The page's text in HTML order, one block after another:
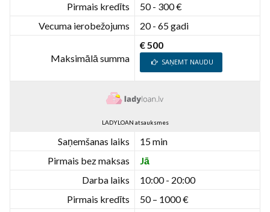
Pirmais kredīts
50 - 300 €
Vecuma ierobežojums
20 - 65 gadi
Maksimālā summa
€ 500
SAŅEMT NAUDU
LADYLOAN atsauksmes
Saņemšanas laiks
15 min
Pirmais bez maksas
Jā
Darba laiks
10:00 - 20:00
Pirmais kredīts
50 – 1000 €